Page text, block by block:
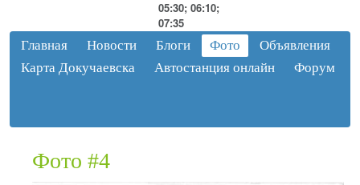
05:30; 06:10;
07:35
Главная Новости Блоги Фото
Объявления
Карта Докучаевска
Автостанция онлайн Форум
Фото #4